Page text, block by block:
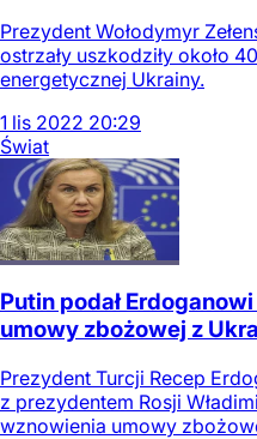
Prezydent Wołodymyr
ostrzały uszkodziły około
energetycznej Ukrainy.
1 lis 2022 20:29
Świat
Putin podał
umowy zbożowej z
Prezydent Turcji Recep
z prezydentem Rosji
wznowienia umowy